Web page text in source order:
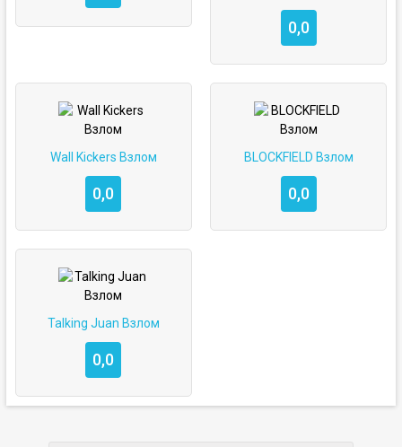
0,0
Wall Kickers Взлом
0,0
BLOCKFIELD Взлом
0,0
Talking Juan Взлом
0,0